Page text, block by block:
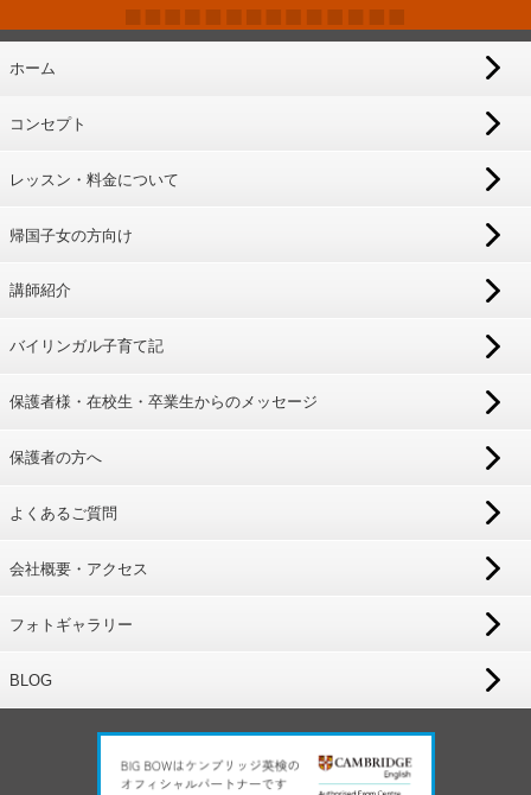
ホーム
コンセプト
レッスン・料金について
帰国子女の方向け
講師紹介
バイリンガル子育て記
保護者様・在校生・卒業生からのメッセージ
保護者の方へ
よくあるご質問
会社概要・アクセス
フォトギャラリー
BLOG